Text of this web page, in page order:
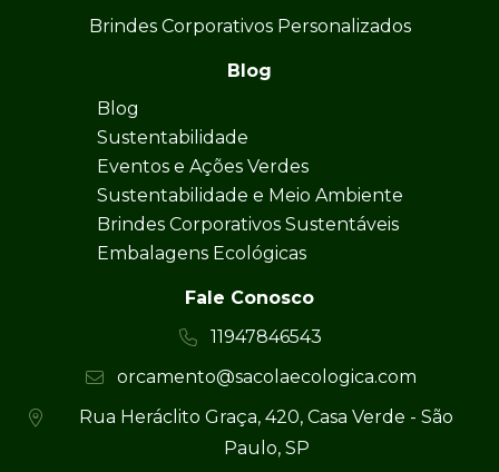
Brindes Corporativos Personalizados
Blog
Blog
Sustentabilidade
Eventos e Ações Verdes
Sustentabilidade e Meio Ambiente
Brindes Corporativos Sustentáveis
Embalagens Ecológicas
Fale Conosco
11947846543
orcamento@sacolaecologica.com
Rua Heráclito Graça, 420, Casa Verde - São
Paulo, SP